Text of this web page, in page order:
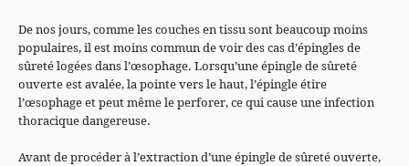
De nos jours, comme les couches en tissu sont beaucoup moins
populaires, il est moins commun de voir des cas d’épingles de
sûreté logées dans l’œsophage. Lorsqu’une épingle de sûreté
ouverte est avalée, la pointe vers le haut, l’épingle étire
l’œsophage et peut même le perforer, ce qui cause une infection
thoracique dangereuse.
Avant de procéder à l’extraction d’une épingle de sûreté ouverte,